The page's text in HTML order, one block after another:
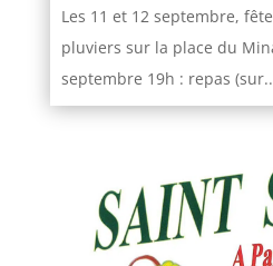
Les 11 et 12 septembre,
pluviers sur la place du
septembre 19h : repas